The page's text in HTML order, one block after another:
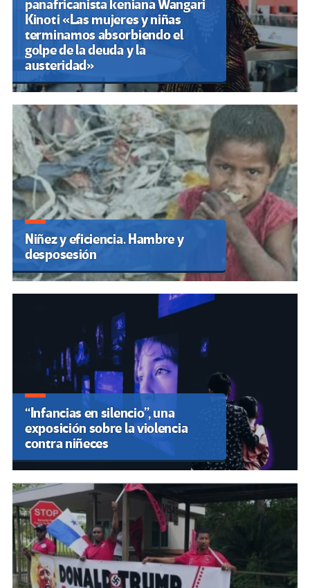
panafricanista keniana Wangari
Kinoti «Las mujeres y niñas
terminamos absorbiendo el
golpe de la deuda y la
austeridad»
Niñez y eficiencia. Hambre y
desposesión
“Infancias en silencio”, una
exposición sobre la violencia
contra niñeces